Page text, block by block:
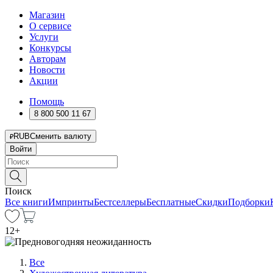
Магазин
О сервисе
Услуги
Конкурсы
Авторам
Новости
Акции
Помощь
8 800 500 11 67
RUBСменить валюту
Войти
Поиск
Все книгиИмпринтыБестселлерыБесплатныеСкидкиПодборки
12+
Все